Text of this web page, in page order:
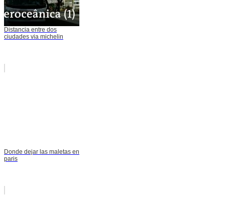
Distancia entre dos
ciudades via michelin
Donde dejar las maletas en
paris